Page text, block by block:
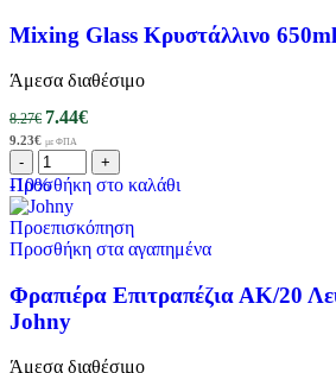
-10%
Mixing Glass Κρυστάλλινο
Άμεσα διαθέσιμο
8.27€ 7.44€
9.23€ με ΦΠΑ
Προσθήκη στο καλάθι
Προεπισκόπηση
Προσθήκη στα αγαπημένα
Φραπιέρα Επιτραπέζια ΑΚ/20
Johny
Άμεσα διαθέσιμο